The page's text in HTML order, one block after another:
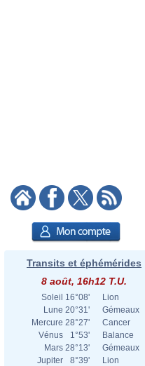
Transits et éphémérides
8 août, 16h12 T.U.
Soleil 16°08'
Lion
Lune 20°31'
Gémeaux
Mercure 28°27'
Cancer
Vénus
1°53'
Balance
Mars 28°13'
Gémeaux
Jupiter
8°39'
Lion